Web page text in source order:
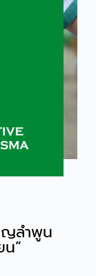
ญลำพูน
”